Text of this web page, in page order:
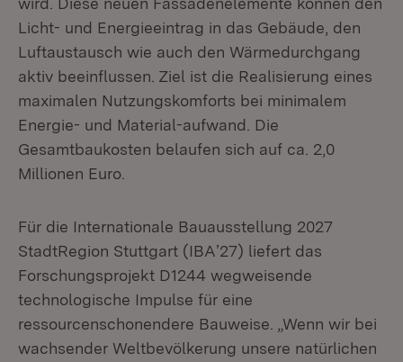
Licht- und Energieeintrag in das Gebäude, den
Luftaustausch wie auch den Wärmedurchgang
aktiv beeinflussen. Ziel ist die Realisierung eines
maximalen Nutzungskomforts bei minimalem
Energie- und Material-aufwand. Die
Gesamtbaukosten belaufen sich auf ca. 2,0
Millionen Euro.
Für die Internationale Bauausstellung 2027
StadtRegion Stuttgart (IBAʼ27) liefert das
Forschungsprojekt D1244 wegweisende
technologische Impulse für eine
ressourcenschonendere Bauweise. „Wenn wir bei
wachsender Weltbevölkerung unsere natürlichen